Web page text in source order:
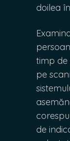
doilea
timp de
pe
de